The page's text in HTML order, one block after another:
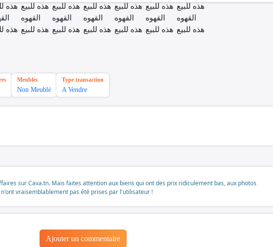
Meubles
Non Meublé
Type transaction
A Vendre
sur Cava.tn. Mais faites attention aux biens qui ont des prix ridiculement bas, aux photos
vraisemblablement pas été prises par l'utilisateur !
Ajouter un commentaire